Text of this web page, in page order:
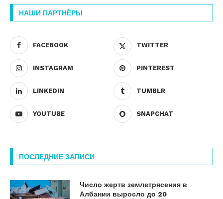
НАШИ ПАРТНЁРЫ
FACEBOOK TWITTER
INSTAGRAM PINTEREST
LINKEDIN TUMBLR
YOUTUBE SNAPCHAT
ПОСЛЕДНИЕ ЗАПИСИ
Число жертв землетрясения в
Албании выросло до 20